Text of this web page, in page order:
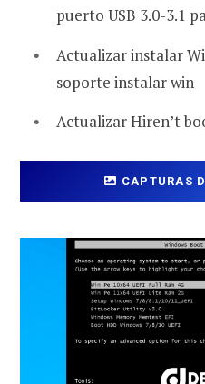
puerto USB 3.0-3.1
Actualizar instalar
soporte instalar win
Actualizar Hiren’t
CAPTURAS